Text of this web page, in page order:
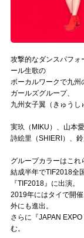
muevoコミュニテ
ぶいクラ！by
ぶいコミュ！by
ぶいマガ！ by
Official SNS
攻撃的なダンスパフォ
ール生歌の
ボーカルワークで九
ガールズグループ、
九州女子翼（きゅうし
実玖（MIKU）、山本
詩絵里（SHIERI）、
グループカラーはこれ
結成半年でTIF2018全
『TIF2018』に出演。
2019年にはタイで開
外にも進出。
さらに『JAPAN
む。